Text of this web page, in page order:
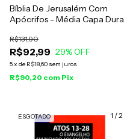
Bíblia De Jerusalém Com
Apócrifos - Média Capa Dura
R$92,99
R$131,90
29% OFF
5x de R$18,60 sem juros
R$90,20 com Pix
1 /2
ESGOTADO